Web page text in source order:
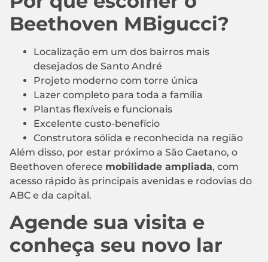
Beethoven MBigucci?
Localização em um dos bairros mais
desejados de Santo André
Projeto moderno com torre única
Lazer completo para toda a família
Plantas flexíveis e funcionais
Excelente custo-benefício
Construtora sólida e reconhecida na região
Além disso, por estar próximo a São Caetano, o
Beethoven oferece mobilidade ampliada, com
acesso rápido às principais avenidas e rodovias do
ABC e da capital.
Agende sua visita e
conheça seu novo lar